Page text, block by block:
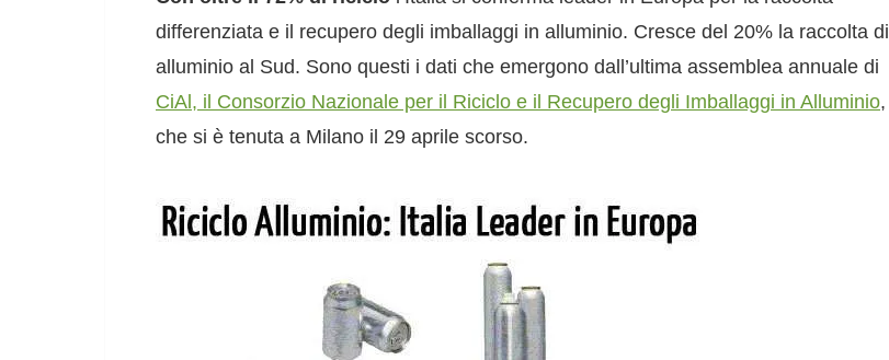
differenziata e il recupero degli imballaggi in alluminio. Cresce del 20% la raccolta di
alluminio al Sud. Sono questi i dati che emergono dall’ultima assemblea annuale di
CiAl, il Consorzio Nazionale per il Riciclo e il Recupero degli Imballaggi in Alluminio,
che si è tenuta a Milano il 29 aprile scorso.